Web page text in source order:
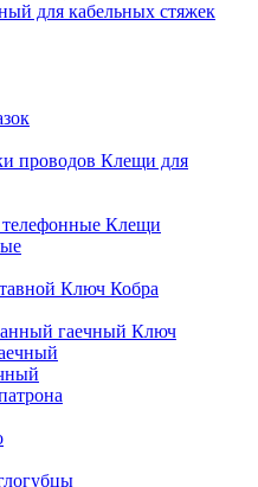
для кабельных стяжек
Клещи для
Клещи
Ключ Кобра
Ключ